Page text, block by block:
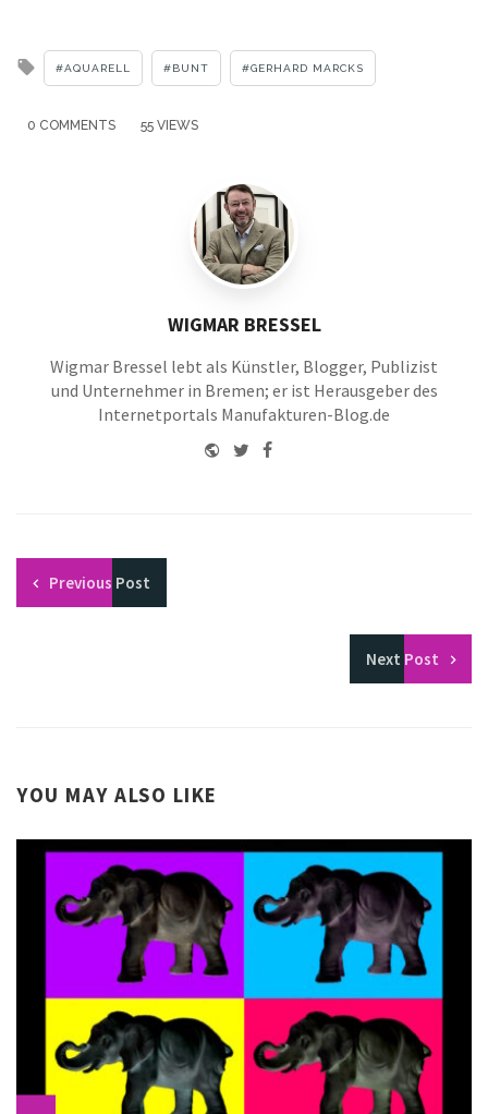
Tagged
AQUARELL BUNT GERHARD MARCKS
0 COMMENTS 55 VIEWS
WIGMAR BRESSEL
Wigmar Bressel lebt als Künstler, Blogger, Publizist
und Unternehmer in Bremen; er ist Herausgeber des
Internetportals Manufakturen-Blog.de
WebsiteTwitterFacebook
Previous Post
Next Post
YOU MAY ALSO LIKE